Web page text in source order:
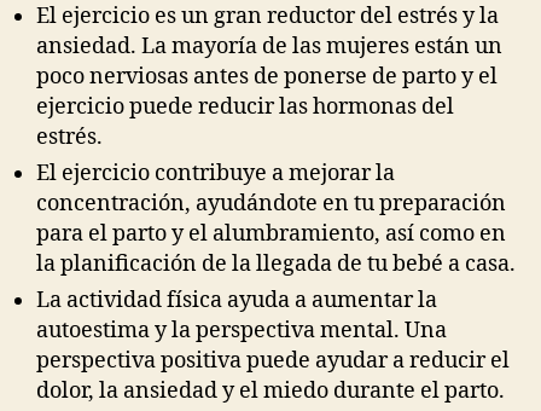
El ejercicio es un gran reductor del estrés y la
ansiedad. La mayoría de las mujeres están un
poco nerviosas antes de ponerse de parto y el
ejercicio puede reducir las hormonas del
estrés.
El ejercicio contribuye a mejorar la
concentración, ayudándote en tu preparación
para el parto y el alumbramiento, así como en
la planificación de la llegada de tu bebé a casa.
La actividad física ayuda a aumentar la
autoestima y la perspectiva mental. Una
perspectiva positiva puede ayudar a reducir el
dolor, la ansiedad y el miedo durante el parto.